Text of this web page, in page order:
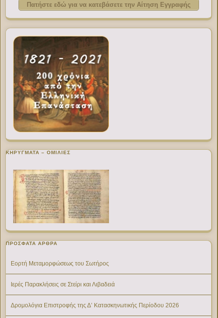
Πατήστε εδώ για να κατεβάσετε την Αίτηση Εγγραφής
ΚΗΡΥΓΜΑΤΑ – ΟΜΙΛΙΕΣ
ΠΡΌΣΦΑΤΑ ΆΡΘΡΑ
Εορτή Μεταμορφώσεως του Σωτήρος
Ιερές Παρακλήσεις σε Στείρι και Λιβαδειά
Δρομολόγια Επιστροφής της Δ’ Κατασκηνωτικής Περίοδου 2026